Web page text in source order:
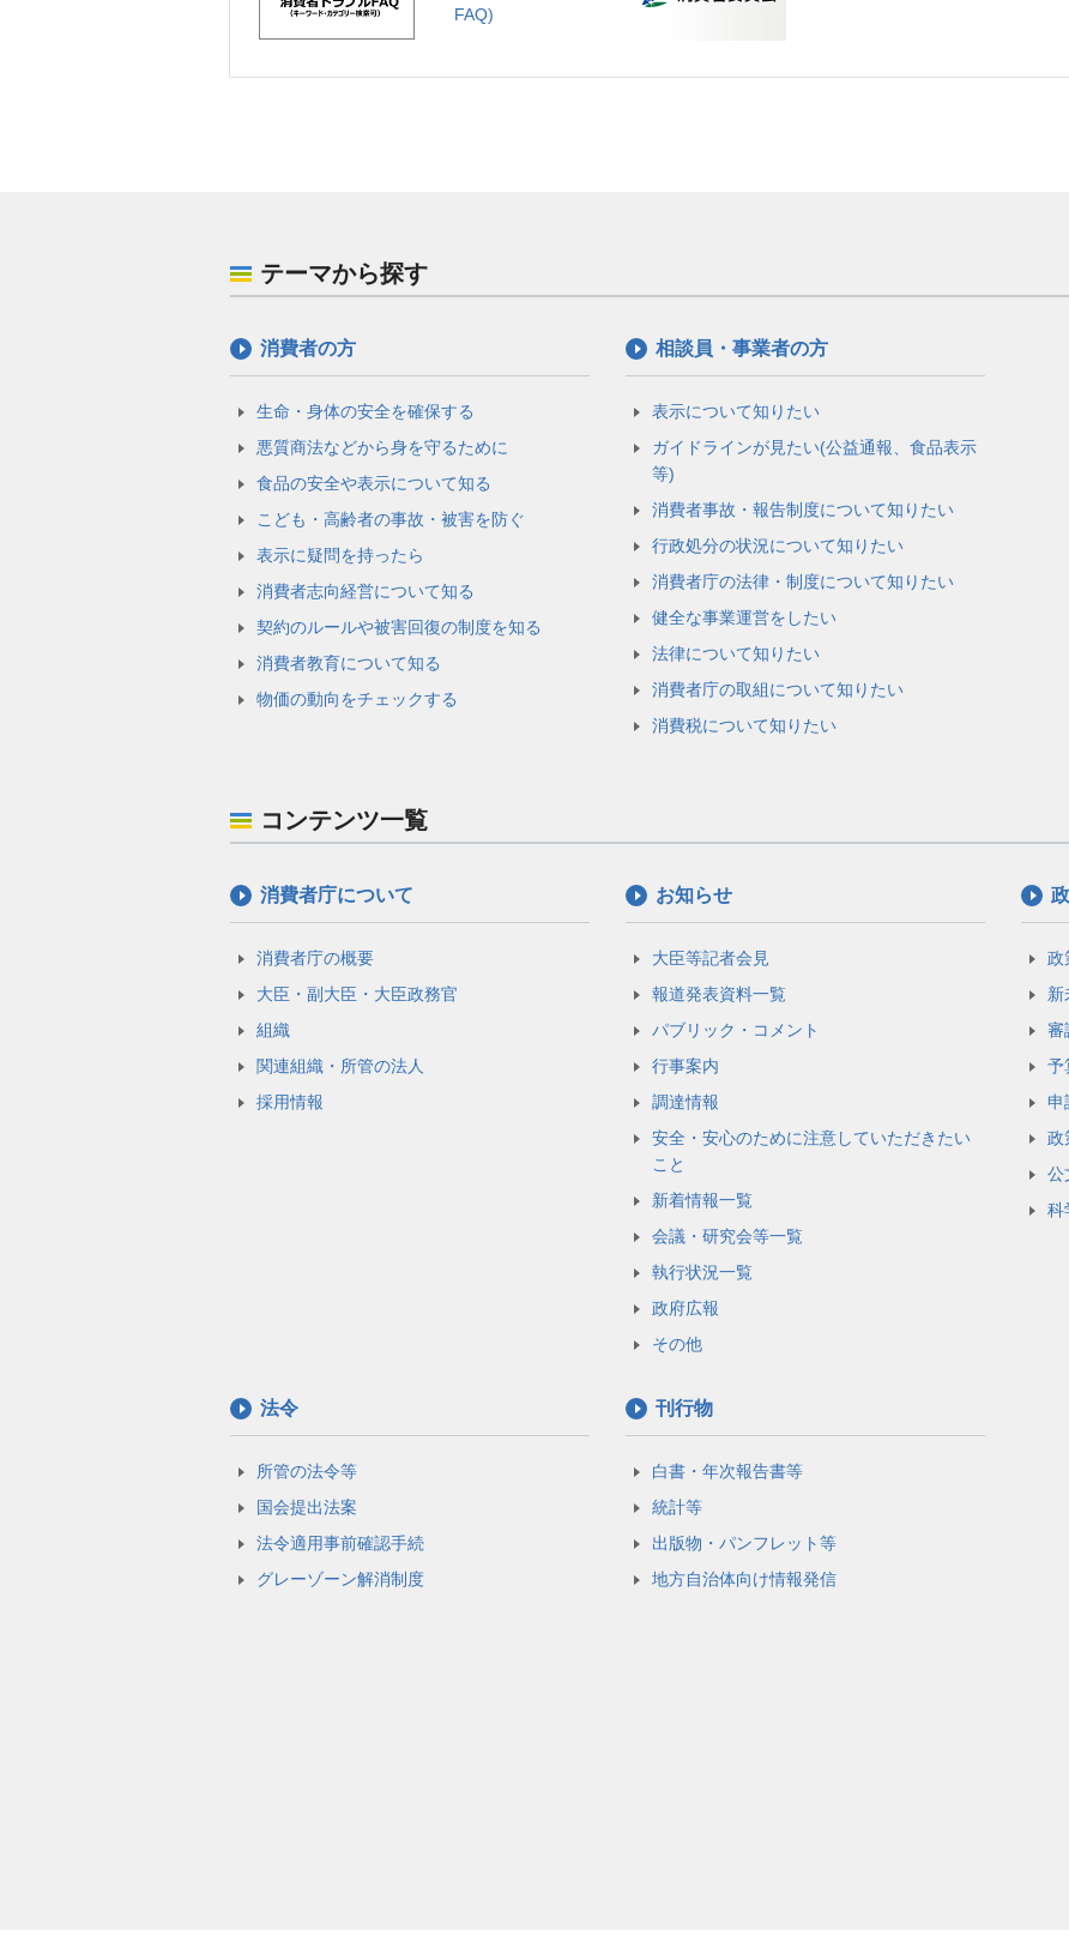
FAQ)
テーマから探す
消費者の方
生命・身体の安全を確保する
悪質商法などから身を守るために
食品の安全や表示について知る
こども・高齢者の事故・被害を防ぐ
表示に疑問を持ったら
消費者志向経営について知る
契約のルールや被害回復の制度を知る
消費者教育について知る
物価の動向をチェックする
相談員・事業者の方
表示について知りたい
ガイドラインが見たい(公益通報、食品表示
等)
消費者事故・報告制度について知りたい
行政処分の状況について知りたい
消費者庁の法律・制度について知りたい
健全な事業運営をしたい
法律について知りたい
消費者庁の取組について知りたい
消費税について知りたい
コンテンツ一覧
消費者庁について
消費者庁の概要
大臣・副大臣・大臣政務官
組織
関連組織・所管の法人
採用情報
お知らせ
大臣等記者会見
報道発表資料一覧
パブリック・コメント
行事案内
調達情報
安全・安心のために注意していただきたい
こと
新着情報一覧
会議・研究会等一覧
執行状況一覧
政府広報
その他
政
新
審
予
申
政
公
科
法令
所管の法令等
国会提出法案
法令適用事前確認手続
グレーゾーン解消制度
刊行物
白書・年次報告書等
統計等
出版物・パンフレット等
地方自治体向け情報発信